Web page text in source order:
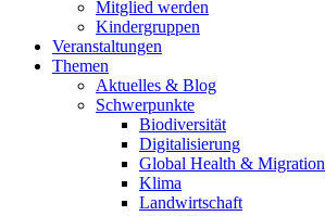
Mitglied werden
Kindergruppen
Veranstaltungen
Themen
Aktuelles & Blog
Schwerpunkte
Biodiversität
Digitalisierung
Global Health & Migration
Klima
Landwirtschaft